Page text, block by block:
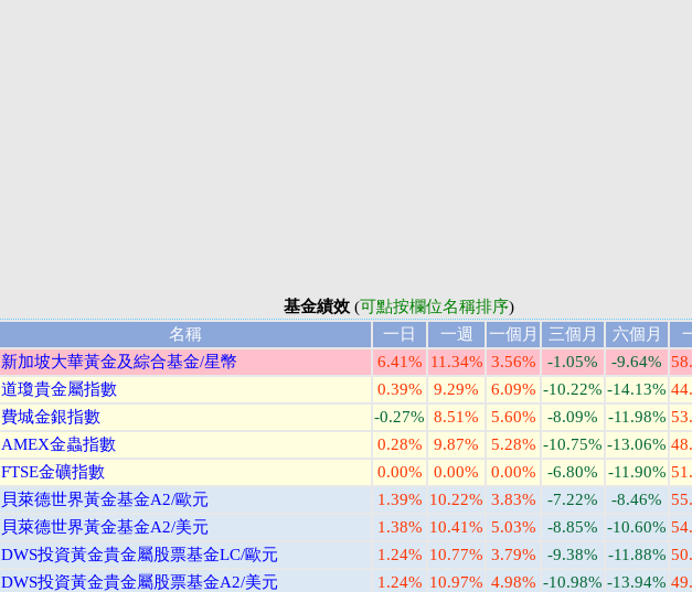
基金績效(可點按欄位名稱排序)
名稱
一日 一週 一個月 三個月 六個月
新加坡大華黃金及綜合基金/星幣
6.41% 11.34% 3.56% -1.05% -9.64%
道瓊貴金屬指數
0.39% 9.29% 6.09% -10.22% -14.13%
費城金銀指數
-0.27% 8.51% 5.60% -8.09% -11.98%
AMEX金蟲指數
0.28% 9.87% 5.28% -10.75% -13.06%
FTSE金礦指數
0.00% 0.00% 0.00% -6.80% -11.90%
貝萊德世界黃金基金A2/歐元
1.39% 10.22% 3.83% -7.22% -8.46%
貝萊德世界黃金基金A2/美元
1.38% 10.41% 5.03% -8.85% -10.60%
DWS投資黃金貴金屬股票基金LC/歐元
1.24% 10.77% 3.79% -9.38% -11.88%
DWS投資黃金貴金屬股票基金A2/美元
1.24% 10.97% 4.98% -10.98% -13.94%